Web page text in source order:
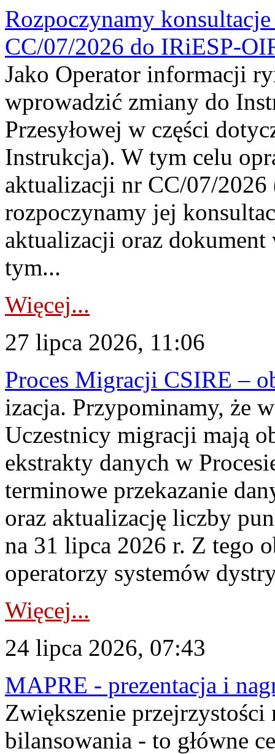
Rozpoczynamy
CC/07/2026 do IRiESP-
Jako Operator informacji
wprowadzić zmiany do
Przesyłowej w części
Instrukcja). W tym celu
aktualizacji nr CC/07/
rozpoczynamy jej
aktualizacji oraz
tym...
Więcej...
27 lipca 2026, 11:06
Proces Migracji CSIRE –
izacja. Przypominamy, że
Uczestnicy migracji mają
ekstrakty danych w
terminowe przekazanie
oraz aktualizację liczby
na 31 lipca 2026 r. Z tego
operatorzy systemów
Więcej...
24 lipca 2026, 07:43
MAPRE - prezentacja i
Zwiększenie
bilansowania - to główne